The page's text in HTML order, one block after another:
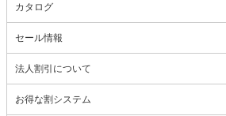
カタログ
セール情報
法人割引について
お得な割システム